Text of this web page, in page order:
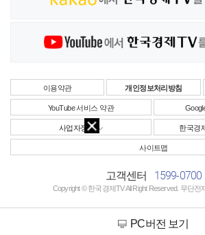
이용약관 개인정보처리방침
YouTube 서비스 약관
사업자정보 한국경
사이트맵
고객센터 1599-0700
Copyright © 한국경제TV All Right Reserved. 무단전
PC버전 보기